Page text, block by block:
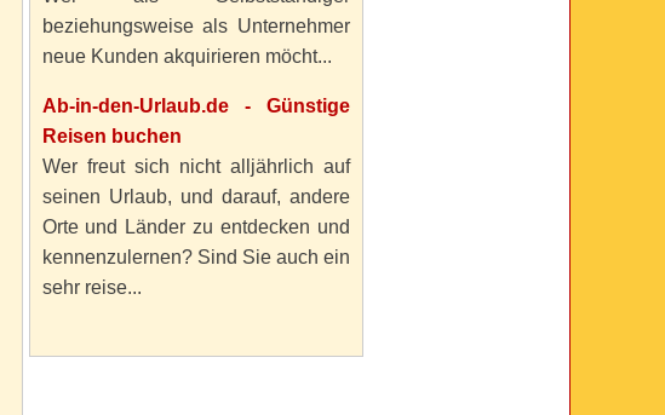
beziehungsweise als Unternehmer
neue Kunden akquirieren möcht...
Ab-in-den-Urlaub.de - Günstige
Reisen buchen
Wer freut sich nicht alljährlich auf
seinen Urlaub, und darauf, andere
Orte und Länder zu entdecken und
kennenzulernen? Sind Sie auch ein
sehr reise...